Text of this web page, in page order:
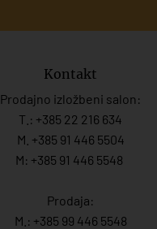
Kontakt
Prodajno izložbeni salon:
T.: +385 22 216 634
M. +385 91 446 5504
M: +385 91 446 5548
Prodaja:
M.: +385 99 446 5548